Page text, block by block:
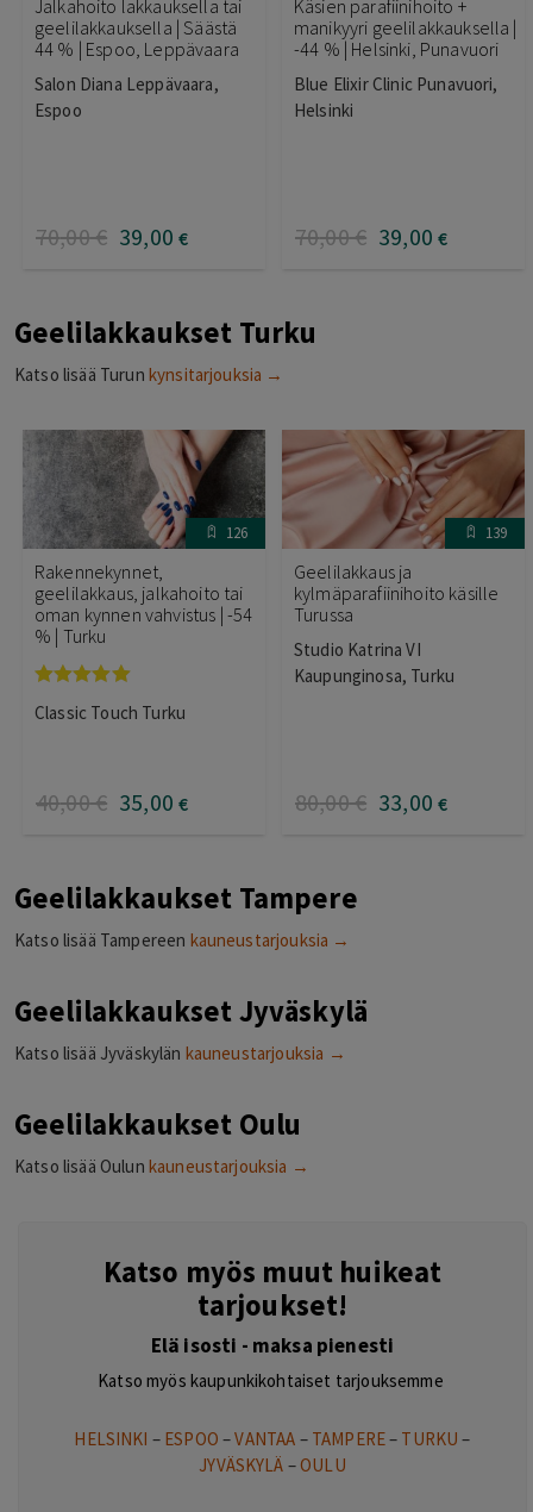
Jalkahoito lakkauksella tai
geelilakkauksella | Säästä
44 % | Espoo, Leppävaara
Salon Diana Leppävaara,
Espoo
70,00€ 39,00 €
Käsien parafiinihoito +
manikyyri geelilakkauksella |
-44 % | Helsinki, Punavuori
Blue Elixir Clinic Punavuori,
Helsinki
70,00€ 39,00 €
Geelilakkaukset Turku
Katso lisää Turun kynsitarjouksia →
126
Rakennekynnet,
geelilakkaus, jalkahoito tai
oman kynnen vahvistus | -54
% | Turku
tuotteesta:
Classic Touch Turku
40,00€ 35,00 €
139
Geelilakkaus ja
kylmäparafiinihoito käsille
Turussa
Studio Katrina VI
Kaupunginosa, Turku
80,00€ 33,00 €
Geelilakkaukset Tampere
Katso lisää Tampereen kauneustarjouksia →
Geelilakkaukset Jyväskylä
Katso lisää Jyväskylän kauneustarjouksia →
Geelilakkaukset Oulu
Katso lisää Oulun kauneustarjouksia →
Katso myös muut huikeat
tarjoukset!
Elä isosti - maksa pienesti
Katso myös kaupunkikohtaiset tarjouksemme
HELSINKI – ESPOO –VANTAA –TAMPERE– TURKU –
JYVÄSKYLÄ –OULU